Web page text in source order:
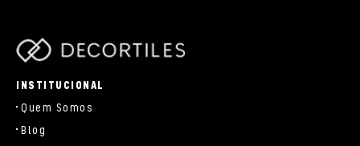
INSTITUCIONAL
Quem Somos
Blog